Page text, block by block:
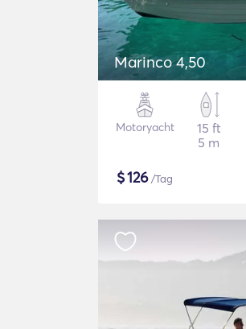
Marinco 4,50
Motoryacht
15 ft
5 m
$126/Tag